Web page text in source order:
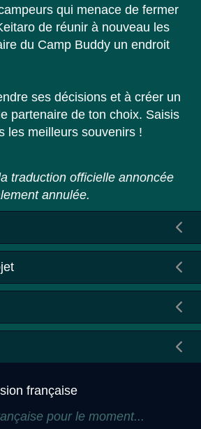
qui menace de fermer
de réunir à nouveau les
du Camp Buddy un endroit
ses décisions et à créer un
partenaire de ton choix. Saisis
les meilleurs souvenirs !
traduction officielle annoncée
annulée.
française
pour le moment...